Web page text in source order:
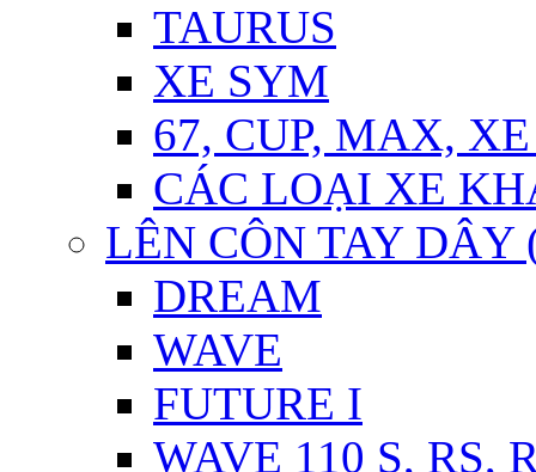
TAURUS
XE SYM
67, CUP, MAX,
CÁC LOẠI XE
LÊN CÔN TAY
DREAM
WAVE
FUTURE I
WAVE 110 S, RS,